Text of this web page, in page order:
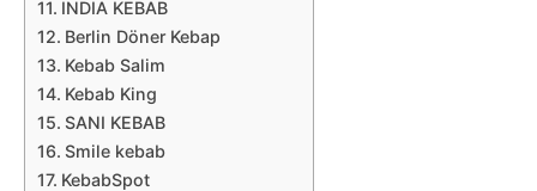
INDIA KEBAB
Berlin Döner Kebap
Kebab Salim
Kebab King
SANI KEBAB
Smile kebab
KebabSpot